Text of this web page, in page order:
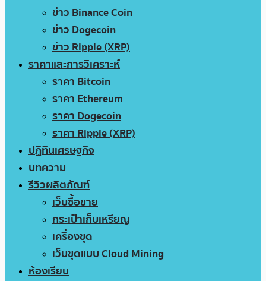
ข่าว Binance Coin
ข่าว Dogecoin
ข่าว Ripple (XRP)
ราคาและการวิเคราะห์
ราคา Bitcoin
ราคา Ethereum
ราคา Dogecoin
ราคา Ripple (XRP)
ปฏิทินเศรษฐกิจ
บทความ
รีวิวผลิตภัณฑ์
เว็บซื้อขาย
กระเป๋าเก็บเหรียญ
เครื่องขุด
เว็บขุดแบบ Cloud Mining
ห้องเรียน